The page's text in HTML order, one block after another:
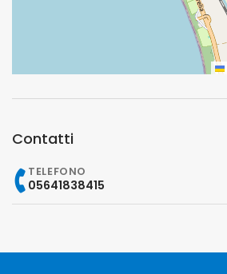
Contatti
TELEFONO
05641838415